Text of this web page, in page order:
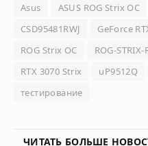
Asus ASUS ROG Strix OC
CSD95481RWJ
GeForce
ROG Strix OC
ROG-
RTX 3070 Strix
uP9512Q
тестирование
ЧИТАТЬ БОЛЬШЕ